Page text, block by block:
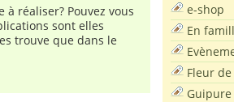
à réaliser? Pouvez vous
sont elles
trouve que dans le
e-shop
En
Fleur
Guipure